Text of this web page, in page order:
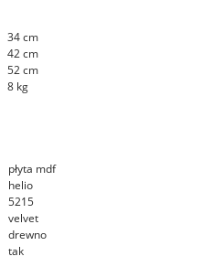
34 cm
42 cm
52 cm
8 kg
płyta mdf
helio
5215
velvet
drewno
tak